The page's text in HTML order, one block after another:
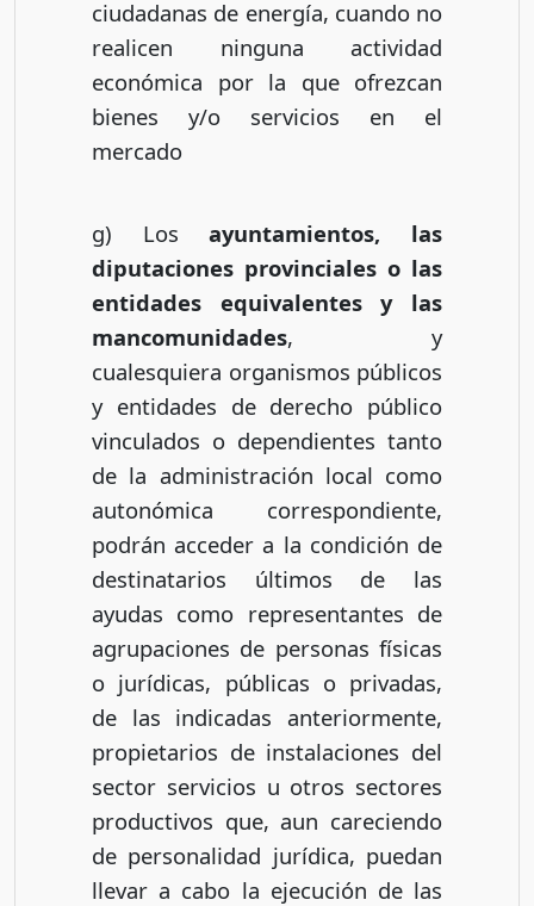
ciudadanas de energía, cuando no
realicen ninguna actividad
económica por la que ofrezcan
bienes y/o servicios en el
mercado
g) Los ayuntamientos, las
diputaciones provinciales o las
entidades equivalentes y las
mancomunidades, y
cualesquiera organismos públicos
y entidades de derecho público
vinculados o dependientes tanto
de la administración local como
autonómica correspondiente,
podrán acceder a la condición de
destinatarios últimos de las
ayudas como representantes de
agrupaciones de personas físicas
o jurídicas, públicas o privadas,
de las indicadas anteriormente,
propietarios de instalaciones del
sector servicios u otros sectores
productivos que, aun careciendo
de personalidad jurídica, puedan
llevar a cabo la ejecución de las